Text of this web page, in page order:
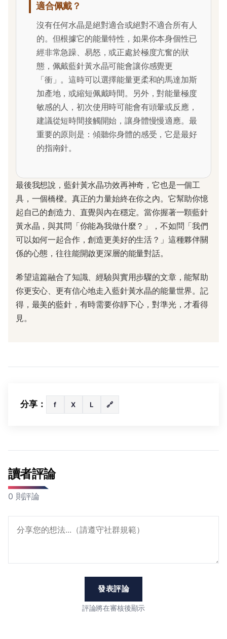
適合佩戴？
沒有任何水晶是絕對適合或絕對不適合所有人
的。但根據它的能量特性，如果你本身個性已
經非常急躁、易怒，或正處於極度亢奮的狀
態，佩戴藍針黃水晶可能會讓你感覺更
「衝」。這時可以選擇能量更柔和的馬達加斯
加產地，或縮短佩戴時間。另外，對能量極度
敏感的人，初次使用時可能會有頭暈或反應，
建議從短時間接觸開始，讓身體慢慢適應。最
重要的原則是：傾聽你身體的感受，它是最好
的指南針。
最後我想說，藍針黃水晶功效再神奇，它也是一個工
具，一個橋樑。真正的力量始終在你之內。它幫助你憶
起自己的創造力、直覺與內在穩定。當你握著一顆藍針
黃水晶，與其問「你能為我做什麼？」，不如問「我們
可以如何一起合作，創造更美好的生活？」這種夥伴關
係的心態，往往能開啟更深層的能量對話。
希望這篇融合了知識、經驗與實用步驟的文章，能幫助
你更安心、更有信心地走入藍針黃水晶的能量世界。記
得，最美的藍針，有時需要你靜下心，對準光，才看得
見。
分享： f X L 🔗
讀者評論
0 則評論
發表評論
評論將在審核後顯示